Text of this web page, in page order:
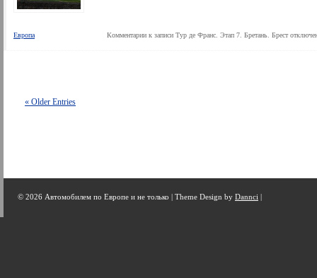
Европа Комментарии к записи Тур де Франс. Этап 7. Бретань. Брест
« Older Entries
© 2026 Автомобилем по Европе и не только | Theme Design by Dannci |